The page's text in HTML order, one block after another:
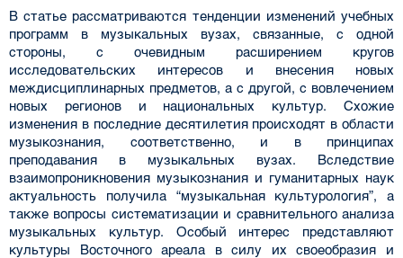
В статье рассматриваются тенденции изменений учебных
программ в музыкальных вузах, связанные, с одной
стороны, с очевидным расширением кругов
исследовательских интересов и внесения новых
междисциплинарных предметов, а с другой, с вовлечением
новых регионов и национальных культур. Схожие
изменения в последние десятилетия происходят в области
музыкознания, соответственно, и в принципах
преподавания в музыкальных вузах. Вследствие
взаимопроникновения музыкознания и гуманитарных наук
актуальность получила “музыкальная культурология”, а
также вопросы систематизации и сравнительного анализа
музыкальных культур. Особый интерес представляют
культуры Восточного ареала в силу их своеобразия и